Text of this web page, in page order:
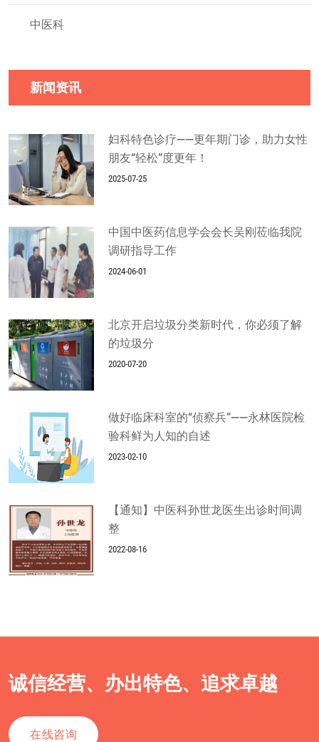
中医科
新闻资讯
妇科特色诊疗——更年期门诊，助力女性
朋友“轻松”度更年！
2025-07-25
中国中医药信息学会会长吴刚莅临我院
调研指导工作
2024-06-01
北京开启垃圾分类新时代，你必须了解
的垃圾分
2020-07-20
做好临床科室的“侦察兵”——永林医院检
验科鲜为人知的自述
2023-02-10
【通知】中医科孙世龙医生出诊时间调
整
2022-08-16
诚信经营、办出特色、追求卓越
在线咨询